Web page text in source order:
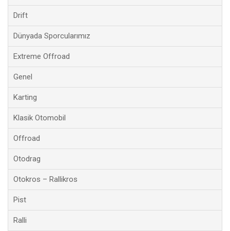
Drift
Dünyada Sporcularımız
Extreme Offroad
Genel
Karting
Klasik Otomobil
Offroad
Otodrag
Otokros – Rallikros
Pist
Ralli